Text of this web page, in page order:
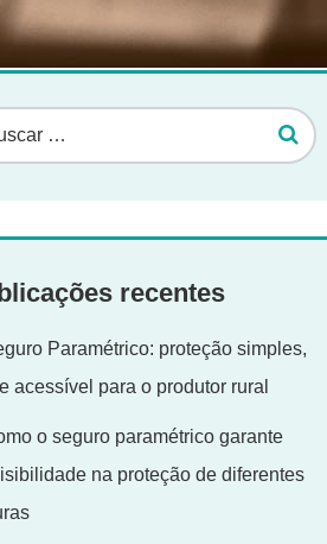
recentes
Paramétrico: proteção simples,
acessível para o produtor rural
o seguro paramétrico garante
na proteção de diferentes